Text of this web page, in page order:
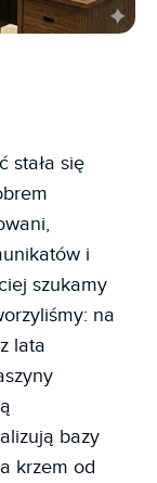
stała się
i
szukamy
na
lata
bazy
krzem od